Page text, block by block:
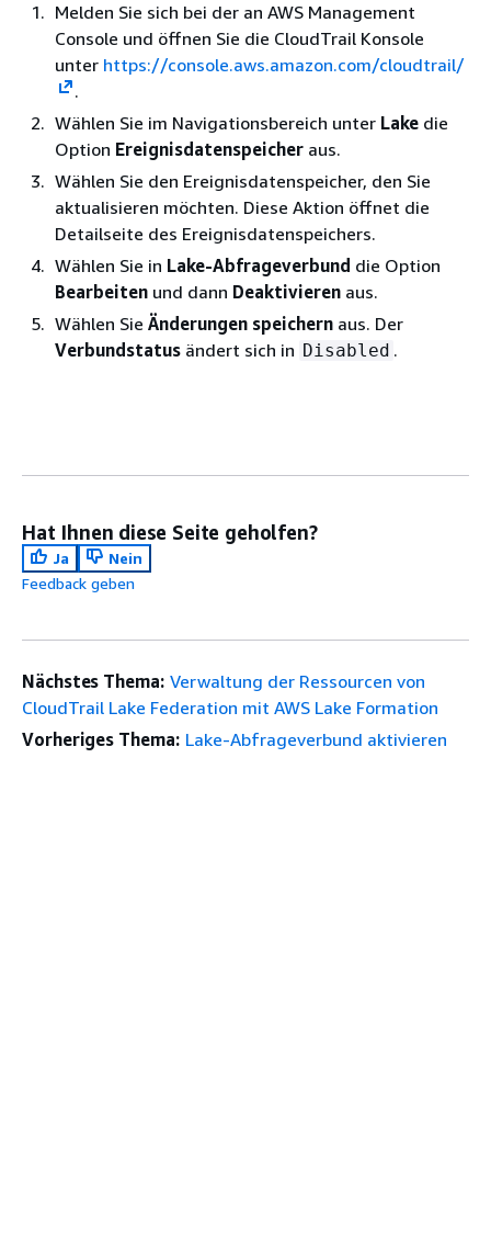
Melden Sie sich bei der an AWS Management
Console und öffnen Sie die CloudTrail Konsole
unter https://console.aws.amazon.com/cloudtrail/
.
Wählen Sie im Navigationsbereich unter Lake die
Option Ereignisdatenspeicher aus.
Wählen Sie den Ereignisdatenspeicher, den Sie
aktualisieren möchten. Diese Aktion öffnet die
Detailseite des Ereignisdatenspeichers.
Wählen Sie in Lake-Abfrageverbund die Option
Bearbeiten und dann Deaktivieren aus.
Wählen Sie Änderungen speichern aus. Der
Verbundstatus ändert sich in Disabled .
Hat Ihnen diese Seite geholfen?
Ja
Nein
Feedback geben
Nächstes Thema: Verwaltung der Ressourcen von
CloudTrail Lake Federation mit AWS Lake Formation
Vorheriges Thema: Lake-Abfrageverbund aktivieren